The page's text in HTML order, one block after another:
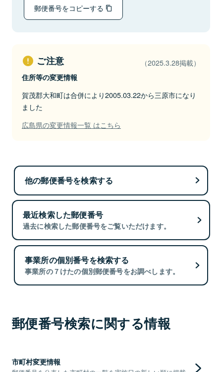
郵便番号をコピーする
ご注意 （2025.3.28掲載）
住所等の変更情報
賀茂郡大和町は合併により2005.03.22から三原市になり
ました
広島県の変更情報一覧 はこちら
他の郵便番号を検索する
最近検索した郵便番号
過去に検索した郵便番号をご覧いただけます。
事業所の個別番号を検索する
事業所の７けたの個別郵便番号をお調べします。
郵便番号検索に関する情報
市町村変更情報